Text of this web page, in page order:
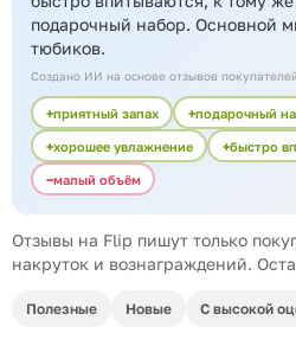
подарочный набор. Основной
тюбиков.
Создано ИИ на основе отзывов
приятный запах подарочный
хорошее увлажнение быстро
малый объём
Отзывы на Flip пишут только
накруток и вознаграждений.
Полезные Новые С высокой